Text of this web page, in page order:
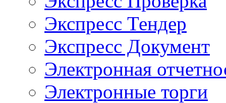
Экспресс Тендер
Экспресс Документ
Электронная
Электронные торги